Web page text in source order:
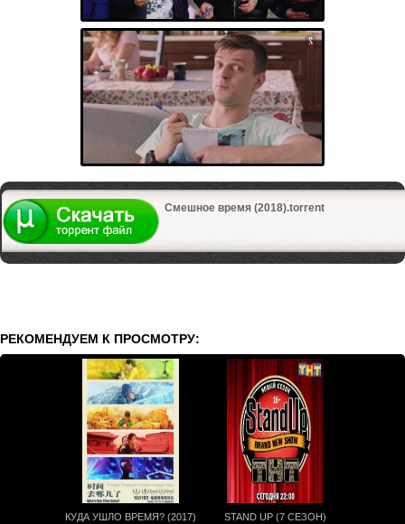
Смешное время (2018).torrent
РЕКОМЕНДУЕМ К ПРОСМОТРУ:
КУДА УШЛО ВРЕМЯ? (2017) STAND UP (7 СЕЗОН)